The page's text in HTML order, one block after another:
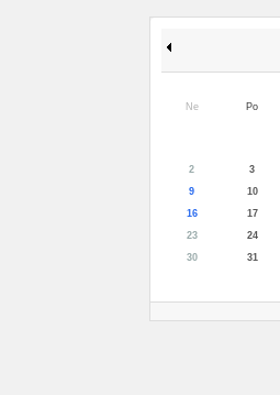
Ne Po
2
3
9
10
16
17
23
24
30
31